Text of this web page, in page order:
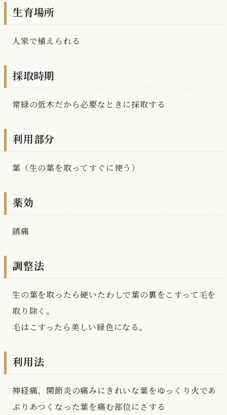
生育場所
人家で植えられる
採取時期
常緑の低木だから必要なときに採取する
利用部分
葉（生の葉を取ってすぐに使う）
薬効
鎮痛
調整法
生の葉を取ったら硬いたわしで葉の裏をこすって毛を
取り除く。
毛はこすったら美しい緑色になる。
利用法
神経痛、関節炎の痛みにきれいな葉をゆっくり火であ
ぶりあつくなった葉を痛む部位にさする